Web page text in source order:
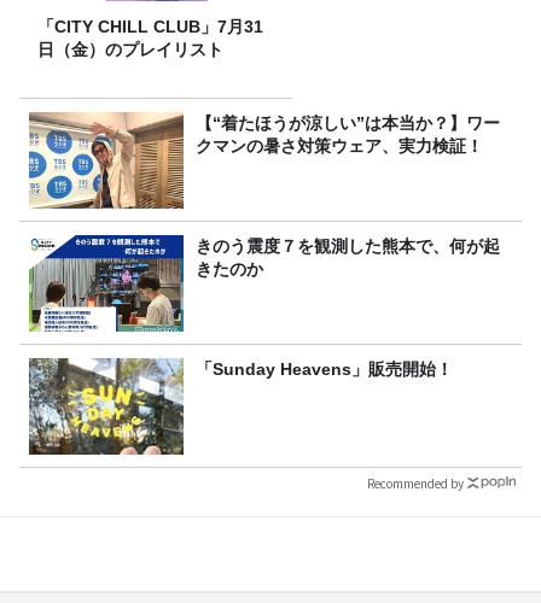
「CITY CHILL CLUB」7月31
日（金）のプレイリスト
【“着たほうが涼しい”は本当か？】ワー
クマンの暑さ対策ウェア、実力検証！
きのう震度７を観測した熊本で、何が起
きたのか
「Sunday Heavens」販売開始！
Recommended by